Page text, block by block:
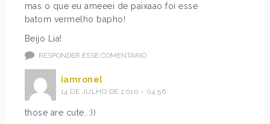
mas o que eu ameeei de paixaao foi esse
batom vermelho bapho!
Beijo Lia!
RESPONDER ESSE COMENTÁRIO
iamronel
14 DE JULHO DE 2010 - 04:56
those are cute..:))